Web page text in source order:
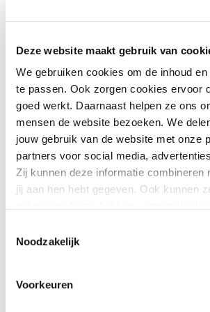
Deze website maakt gebruik van
We gebruiken cookies om de inhoud
te passen. Ook zorgen cookies ervoor
goed werkt. Daarnaast helpen ze ons
mensen de website bezoeken. We
jouw gebruik van de website met onze
partners voor social media,
Zij kunnen deze informatie combineren
jij aan hen hebt gegeven. Ook kunnen
Noodzakelijk
Voorkeuren
Meer weten?
Weten wat je zelf kunt doen bij
dan opwww.vrfryslan.nl/
Waar maken
het meeste
van elektriciteit en verwarde
maken Friese inwoners zich het